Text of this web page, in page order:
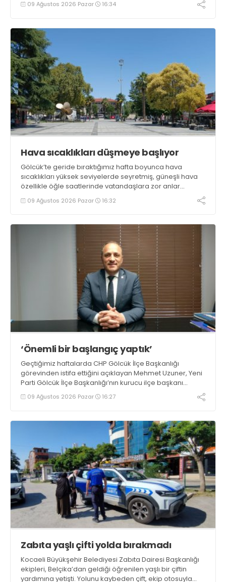
09 Ağustos 2026 Pazar 16:34
Hava sıcaklıkları düşmeye başlıyor
Gölcük’te geride bıraktığımız hafta boyunca hava
sıcaklıkları yüksek seviyelerde seyretmiş, güneşli hava
özellikle öğle saatlerinde vatandaşlara zor anlar
yaşatmıştı. Yeni haftada sıcaklıkların bir miktar düşmesi
beklenirken parçalı bulutlu ve güneşli hava ihtimali öne
09 Ağustos 2026 Pazar 16:32
‘Önemli bir başlangıç yaptık’
Geçtiğimiz haftalarda CHP Gölcük İlçe Başkanlığı
görevinden istifa ettiğini açıklayan Mehmet Uzuner, Yeni
Parti Gölcük İlçe Başkanlığı’nın kurucu ilçe başkanı
olarak atandı. Uzuner, konuyla ilgili açıklamasında
“Önemli bir başlangıç yaptığımızı düşünüyoruz” dedi
09 Ağustos 2026 Pazar 16:27
Zabıta yaşlı çifti yolda bırakmadı
Kocaeli Büyükşehir Belediyesi Zabıta Dairesi Başkanlığı
ekipleri, Belçika’dan geldiği öğrenilen yaşlı bir çiftin
yardımına yetişti. Yolunu kaybeden çift, ekip otosuyla